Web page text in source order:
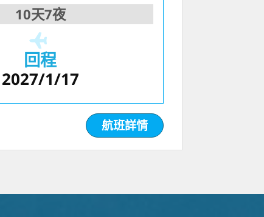
10天7夜
回程
2027/1/17
航班詳情